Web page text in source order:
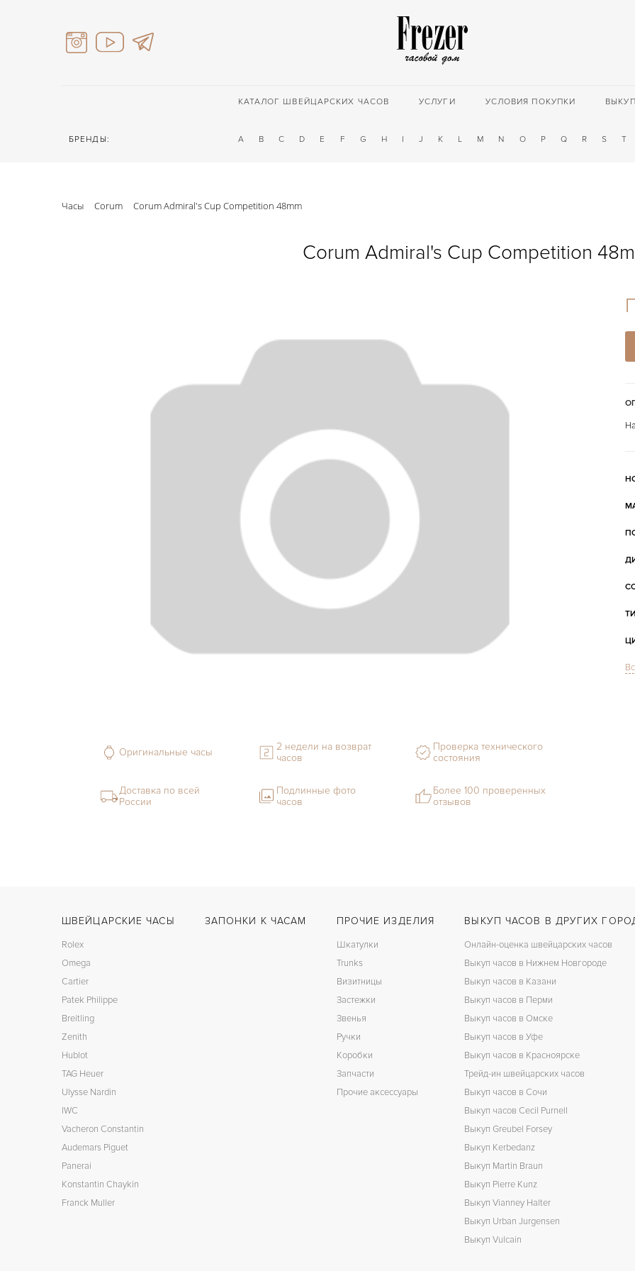
КАТАЛОГ ШВЕЙЦАРСКИХ ЧАСОВ УСЛУГИ УСЛОВИЯ ПОКУПКИ ВЫКУП
БРЕНДЫ: A B C D E F G H I J K L M N O P Q R S T
Часы Corum Corum Admiral's Cup Competition 48mm
Corum Admiral's Cup Competition
Оригинальные часы
2 недели на возврат
часов
Проверка технического
состояния
Доставка по всей
России
Подлинные фото
часов
Более 100 проверенных
отзывов
ШВЕЙЦАРСКИЕ ЧАСЫ
Rolex
Omega
Cartier
Patek Philippe
Breitling
Zenith
Hublot
TAG Heuer
Ulysse Nardin
IWC
Vacheron Constantin
Audemars Piguet
Panerai
Konstantin Chaykin
Franck Muller
ЗАПОНКИ К ЧАСАМ ПРОЧИЕ ИЗДЕЛИЯ
Шкатулки
Trunks
Визитницы
Застежки
Звенья
Ручки
Коробки
Запчасти
Прочие аксессуары
ВЫКУП ЧАСОВ В ДРУГИХ
Онлайн-оценка швейцарских часов
Выкуп часов в Нижнем Новгороде
Выкуп часов в Казани
Выкуп часов в Перми
Выкуп часов в Омске
Выкуп часов в Уфе
Выкуп часов в Красноярске
Трейд-ин швейцарских часов
Выкуп часов в Сочи
Выкуп часов Cecil Purnell
Выкуп Greubel Forsey
Выкуп Kerbedanz
Выкуп Martin Braun
Выкуп Pierre Kunz
Выкуп Vianney Halter
Выкуп Urban Jurgensen
Выкуп Vulcain